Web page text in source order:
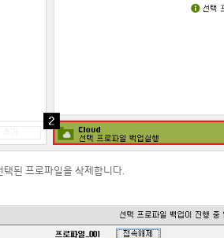
된 프로파일을 삭제합니다.